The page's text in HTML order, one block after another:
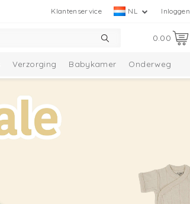
Inloggen
NL
Klantenservice
0.00
Verzorging Babykamer Onderweg